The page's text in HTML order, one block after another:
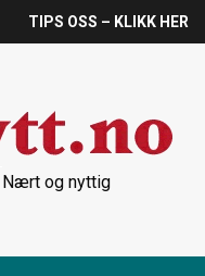
TIPS OSS – KLIKK HER
Nært og nyttig